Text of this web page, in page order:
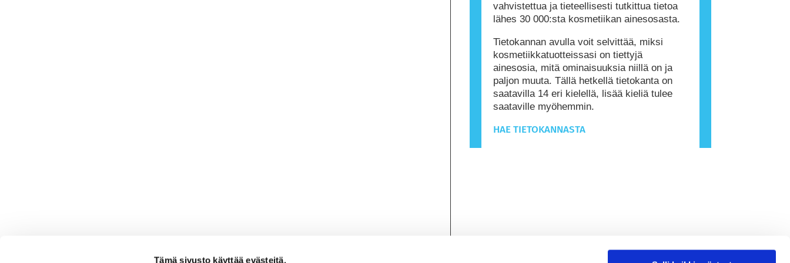
Tämä sivusto käyttää evästeitä.
vahvistettua ja tieteellisesti tutkittua tietoa
lähes 30 000:sta kosmetiikan ainesosasta.
Tietokannan avulla voit selvittää, miksi
kosmetiikkatuotteissasi on tiettyjä
ainesosia, mitä ominaisuuksia niillä on ja
paljon muuta. Tällä hetkellä tietokanta on
saatavilla 14 eri kielellä, lisää kieliä tulee
saataville myöhemmin.
HAE TIETOKANNASTA